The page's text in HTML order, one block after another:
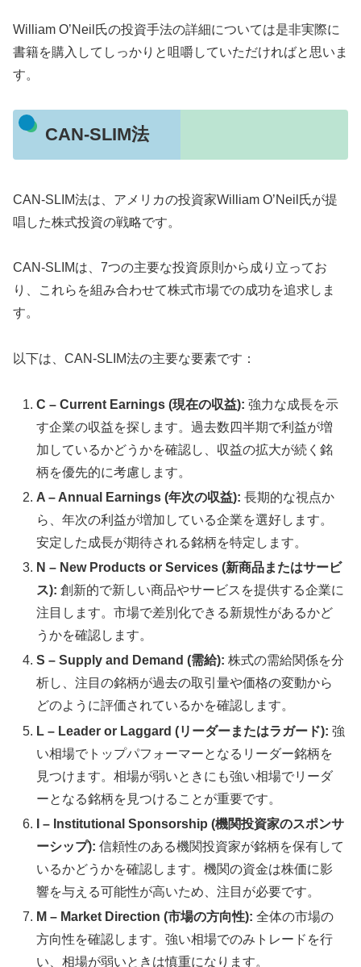
William O’Neil氏の投資手法の詳細については是非実際に
書籍を購入してしっかりと咀嚼していただければと思いま
す。
CAN-SLIM法
CAN-SLIM法は、アメリカの投資家William O’Neil氏が提
唱した株式投資の戦略です。
CAN-SLIMは、7つの主要な投資原則から成り立ってお
り、これらを組み合わせて株式市場での成功を追求しま
す。
以下は、CAN-SLIM法の主要な要素です：
C – Current Earnings (現在の収益): 強力な成長を示
す企業の収益を探します。過去数四半期で利益が増
加しているかどうかを確認し、収益の拡大が続く銘
柄を優先的に考慮します。
A – Annual Earnings (年次の収益): 長期的な視点か
ら、年次の利益が増加している企業を選好します。
安定した成長が期待される銘柄を特定します。
N – New Products or Services (新商品またはサービ
ス): 創新的で新しい商品やサービスを提供する企業に
注目します。市場で差別化できる新規性があるかど
うかを確認します。
S – Supply and Demand (需給): 株式の需給関係を分
析し、注目の銘柄が過去の取引量や価格の変動から
どのように評価されているかを確認します。
L – Leader or Laggard (リーダーまたはラガード): 強
い相場でトップパフォーマーとなるリーダー銘柄を
見つけます。相場が弱いときにも強い相場でリーダ
ーとなる銘柄を見つけることが重要です。
I – Institutional Sponsorship (機関投資家のスポンサ
ーシップ): 信頼性のある機関投資家が銘柄を保有して
いるかどうかを確認します。機関の資金は株価に影
響を与える可能性が高いため、注目が必要です。
M – Market Direction (市場の方向性): 全体の市場の
方向性を確認します。強い相場でのみトレードを行
い、相場が弱いときは慎重になります。